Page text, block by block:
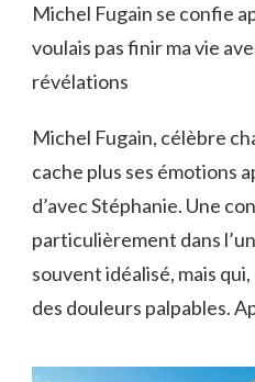
Michel Fugain se confie
voulais pas finir ma vie
révélations
Michel Fugain, célèbre
cache plus ses émotions
d’avec Stéphanie. Une
particulièrement dans
souvent idéalisé, mais
des douleurs palpables.